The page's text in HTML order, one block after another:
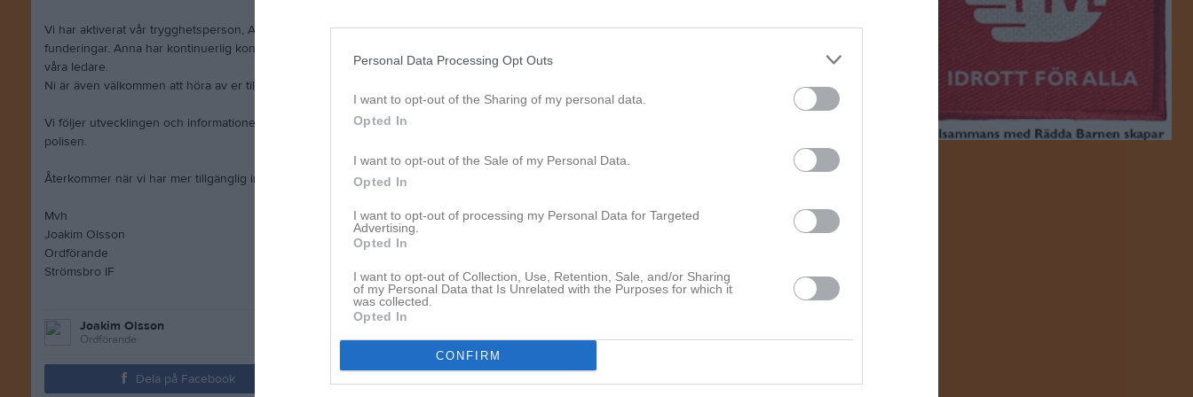
Personal Data Processing Opt Outs
I want to opt-out of the Sharing of my personal data.
Opted In
I want to opt-out of the Sale of my Personal Data.
Opted In
I want to opt-out of processing my Personal Data for Targeted
Advertising.
Opted In
I want to opt-out of Collection, Use, Retention, Sale, and/or Sharing
of my Personal Data that Is Unrelated with the Purposes for which it
was collected.
Opted In
CONFIRM
Vi har aktiverat vår trygghetsperson, Anna Lindberg, som ni kan vända er till om ni har frågor eller
funderingar. Anna har kontinuerlig kontakt med RF-SISU där vi även kan få stöd och utbildning till
våra ledare.
Ni är även välkommen att höra av er till respektive ordförande i sektionerna.
Vi följer utvecklingen och informationen genom kommunens insatser och kanaler samt via
polisen.
Återkommer när vi har mer tillgänglig information.
Mvh
Joakim Olsson
Ordförande
Strömsbro IF
Joakim Olsson
Ordförande
Dela på Facebook
Träning
6 aug, 17:00
Kalenderöversikt
Sammandrag på Testebo
Senast uppdaterade album